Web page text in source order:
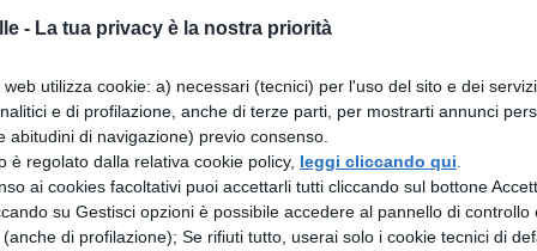
- La tua privacy è la nostra priorità
utilizza cookie: a) necessari (tecnici) per l'uso del sito e dei
e di profilazione, anche di terze parti, per mostrarti annunci
abitudini di navigazione) previo consenso.
è regolato dalla relativa cookie policy, leggi cliccando qui
ai cookies facoltativi puoi accettarli tutti cliccando sul bottone
su Gestisci opzioni è possibile accedere al pannello di controllo
di profilazione); Se rifiuti tutto, userai solo i cookie tecnici di
di dubitare della legittimità della sua
che fu iscritto anche nelle liste di altre
si concedeva la cittadinanza a tanti
o mediocre talento, devo davvero credere
i Tarantini non vollero dare a costui,